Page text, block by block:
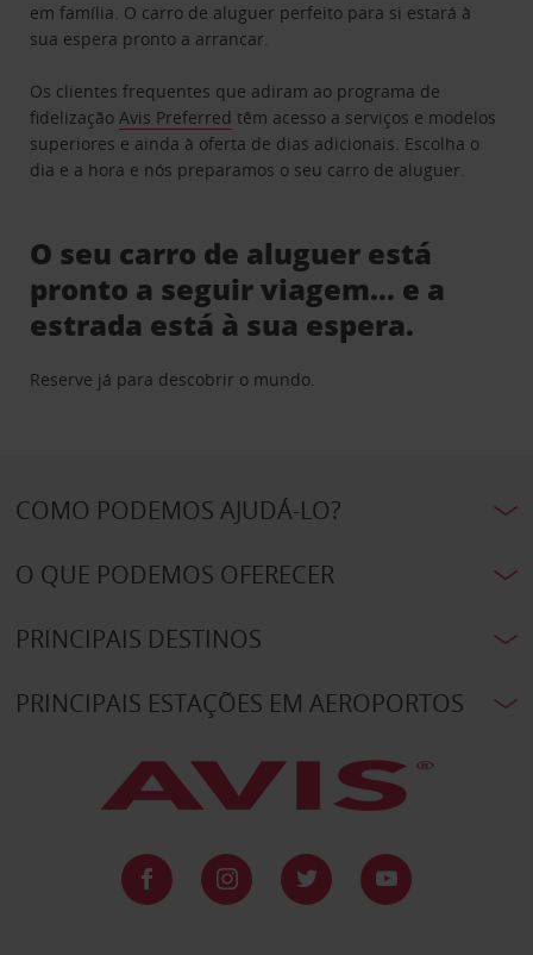
em família. O carro de aluguer perfeito para si estará à
sua espera pronto a arrancar.
Os clientes frequentes que adiram ao programa de
fidelizaçãoAvis Preferred têm acesso a serviços e modelos
superiores e ainda à oferta de dias adicionais. Escolha o
dia e a hora e nós preparamos o seu carro de aluguer.
O seu carro de aluguer está
pronto a seguir viagem… e a
estrada está à sua espera.
Reserve já para descobrir o mundo.
COMO PODEMOS AJUDÁ-LO?
O QUE PODEMOS OFERECER
PRINCIPAIS DESTINOS
PRINCIPAIS ESTAÇÕES EM AEROPORTOS